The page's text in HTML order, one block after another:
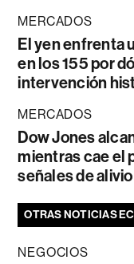
MERCADOS
El yen enfrenta
en los 155 por
intervención
MERCADOS
Dow Jones
mientras cae el
señales de
OTRAS NOTICIAS
NEGOCIOS